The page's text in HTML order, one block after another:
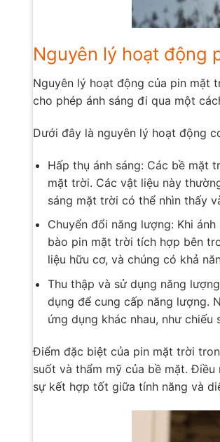
Nguyên lý hoạt động
Nguyên lý hoạt động của pin mặt
cho phép ánh sáng đi qua một
Dưới đây là nguyên lý hoạt động
Hấp thụ ánh sáng: Các bề mặt
mặt trời. Các vật liệu này
sáng mặt trời có thể nhìn thấy
Chuyển đổi năng lượng: Khi
bào pin mặt trời tích hợp bên
liệu hữu cơ, và chúng có khả
Thu thập và sử dụng năng
dụng để cung cấp năng lượng.
ứng dụng khác nhau, như
Điểm đặc biệt của pin mặt trời
suốt và thẩm mỹ của bề mặt.
sự kết hợp tốt giữa tính năng và